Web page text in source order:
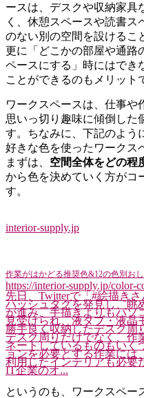
ースは、デスクや収納家具
く、休憩スペースや読書
のない別の空間を設けるこ
更に「どこかの部屋や通路
ペースにする」時にはでき
ことができるのもメリット
ワークスペースは、仕事や
思いっ切り趣味に傾倒した
す。ちなみに、下記のよう
好きな色を使ったワークス
まずは、 空間全体をどの程
から色を決めていく方がコ
す。
interior-supply.jp
作業がはかどる推奨色&12の色別お
https://interior-supply.jp/color-
先日、Twitterで「#絵描き
ハッシュタグを発見し、眺
が進み、手描きよりもパソ
見受けられ、液タブ・液晶
勝手良く収納したデスク周
デスク周りだけでなく、作
ネートしているものもいく
ョンを必要とする作業には
利用したインテリアも必要
IT企業のオ...
というのも、ワークスペー